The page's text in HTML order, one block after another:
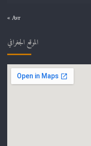
« Avr
الموقع الجغرافي